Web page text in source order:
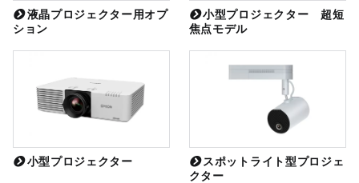
液晶プロジェクター用オプ
ション
小型プロジェクター 超短
焦点モデル
小型プロジェクター
スポットライト型プロジェ
クター